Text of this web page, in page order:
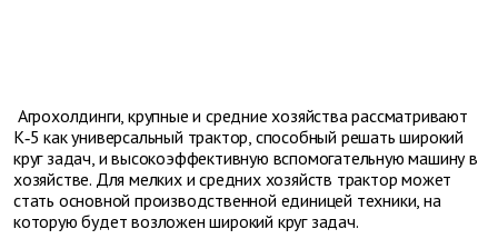
Агрохолдинги, крупные и средние хозяйства рассматривают
К‑5 как универсальный трактор, способный решать широкий
круг задач, и высокоэффективную вспомогательную машину в
хозяйстве. Для мелких и средних хозяйств трактор может
стать основной производственной единицей техники, на
которую будет возложен широкий круг задач.